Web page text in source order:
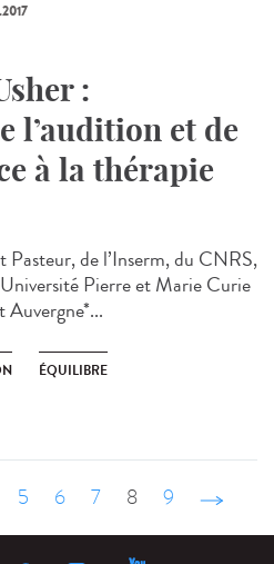
:
l’audition et de
à la thérapie
Pasteur, de l’Inserm, du CNRS,
Pierre et Marie Curie
ÉQUILIBRE
5 6 7 8 9 suivant ›